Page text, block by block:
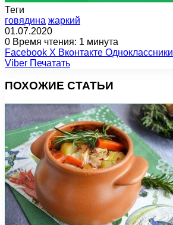
Теги
говядина жаркий
01.07.2020
0 Время чтения: 1 минута
Facebook X Вконтакте Одноклассники
Viber Печатать
ПОХОЖИЕ СТАТЬИ